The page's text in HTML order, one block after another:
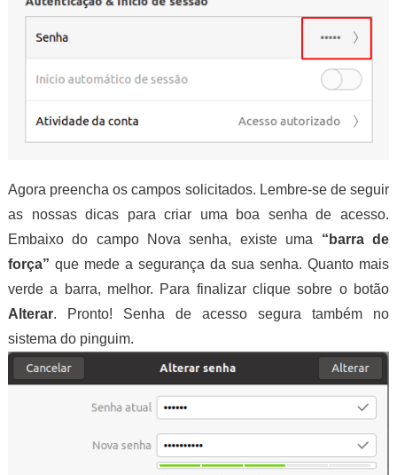
Agora preencha os campos solicitados. Lembre-se de seguir
as nossas dicas para criar uma boa senha de acesso.
Embaixo do campo Nova senha, existe uma “barra de
força” que mede a segurança da sua senha. Quanto mais
verde a barra, melhor. Para finalizar clique sobre o botão
Alterar. Pronto! Senha de acesso segura também no
sistema do pinguim.